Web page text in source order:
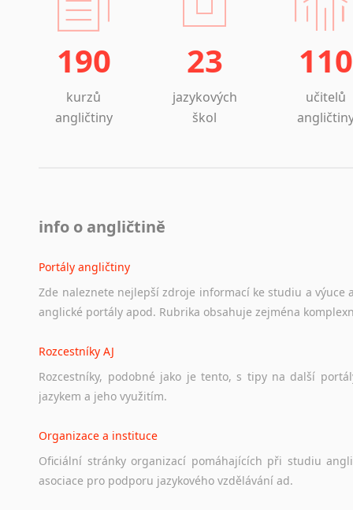
190
kurzů
angličtiny
23
jazykových
škol
110
učitelů
info o angličtině
Portály angličtiny
Zde naleznete nejlepší zdroje informací ke studiu a výuce
anglické portály apod. Rubrika obsahuje zejména
Rozcestníky AJ
Rozcestníky, podobné jako je tento, s tipy na další
jazykem a jeho využitím.
Organizace a instituce
Oficiální stránky organizací pomáhajících při studiu
asociace pro podporu jazykového vzdělávání ad.